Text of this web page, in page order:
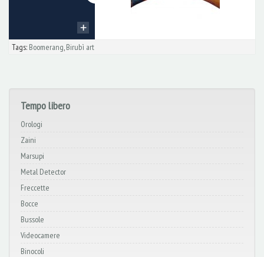
Tags: Boomerang,Birubì art
Tempo libero
Orologi
Zaini
Marsupi
Metal Detector
Freccette
Bocce
Bussole
Videocamere
Binocoli